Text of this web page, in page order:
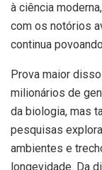
à ciência
com os notórios
continua
Prova maior
milionários de
da biologia, mas
pesquisas
ambientes e
longevidade. Da